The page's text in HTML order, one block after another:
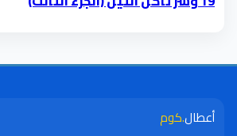
أعطال.كوم